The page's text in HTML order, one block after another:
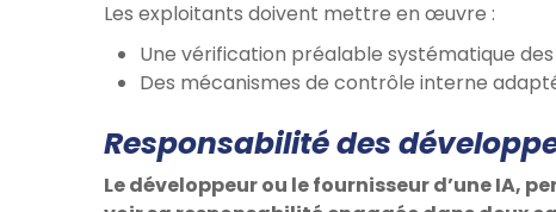
Les exploitants doivent mettre en œuvre :
Une vérification préalable systématique
Des mécanismes de contrôle interne
Responsabilité des
Le développeur ou le fournisseur d’une IA,